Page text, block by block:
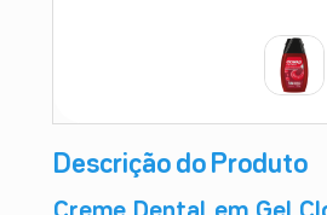
Descrição do Produto